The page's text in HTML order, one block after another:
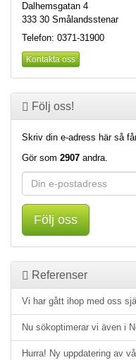
Dalhemsgatan 4
333 30 Smålandsstenar
Telefon: 0371-31900
Kontakta oss
Följ oss!
Skriv din e-adress här så
Gör som 2907 andra.
Följ oss
Referenser
Vi har gått ihop med oss
Nu sökoptimerar vi även i
Hurra! Ny uppdatering av